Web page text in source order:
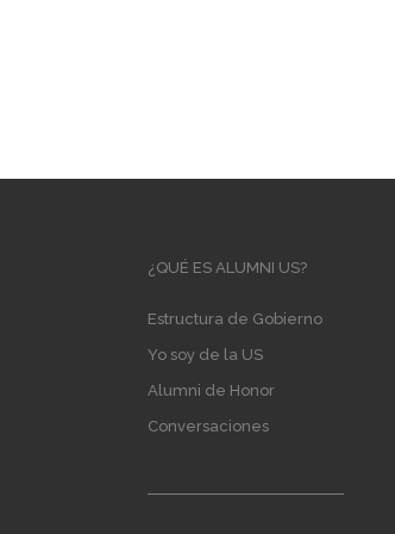
Main
¿QUÉ ES ALUMNI US?
Estructura de Gobierno
Yo soy de la US
Alumni de Honor
Conversaciones